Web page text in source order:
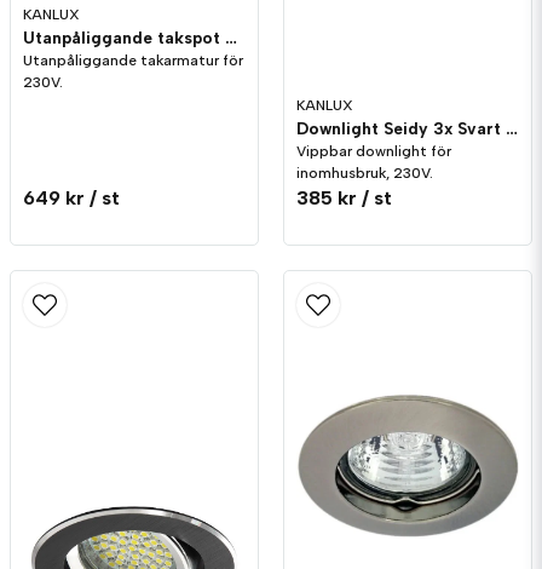
Skicka fråga
KANLUX
Utanpåliggande takspot Bord GU10 2x50W Svart
Utanpåliggande takarmatur för
230V.
649 kr / st
KANLUX
Downlight Seidy 3x Svart inkl. distans GU10
Vippbar downlight för
inomhusbruk, 230V.
385 kr / st